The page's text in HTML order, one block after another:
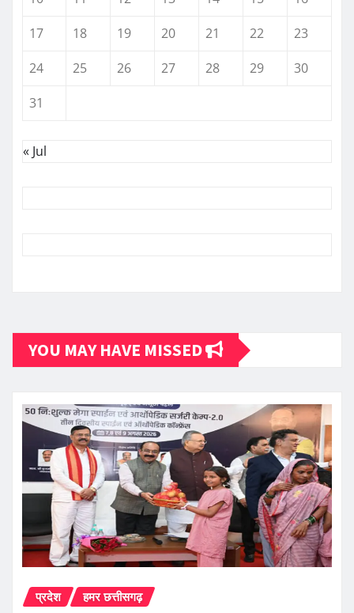
17
18 19 20 21 22
23
24
25 26 27 28 29
30
31
« Jul
YOU MAY HAVE MISSED
प्रदेश हमर छत्तीसगढ़